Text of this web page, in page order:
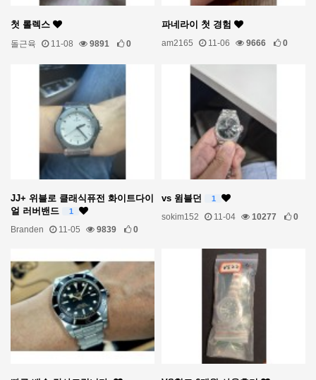
첫 롤렉스
돌근육 11-08 9891 0
파네라이 첫 경험
am2165 11-06 9666 0
JJ+ 위블로 클래식퓨전 화이트다이
얼 러버밴드
1
Branden 11-05 9839 0
vs 윔블던 1
sokim152 11-04 10277 0